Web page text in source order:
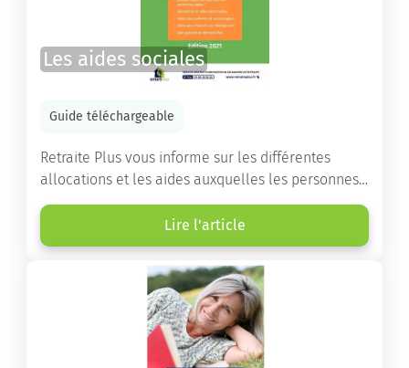
Les aides sociales
Guide téléchargeable
Retraite Plus vous informe sur les différentes
allocations et les aides auxquelles les personnes
âgées ont droit pour financer un séjour en maison
de retraite ou un maintien à domicile.
Lire l'article